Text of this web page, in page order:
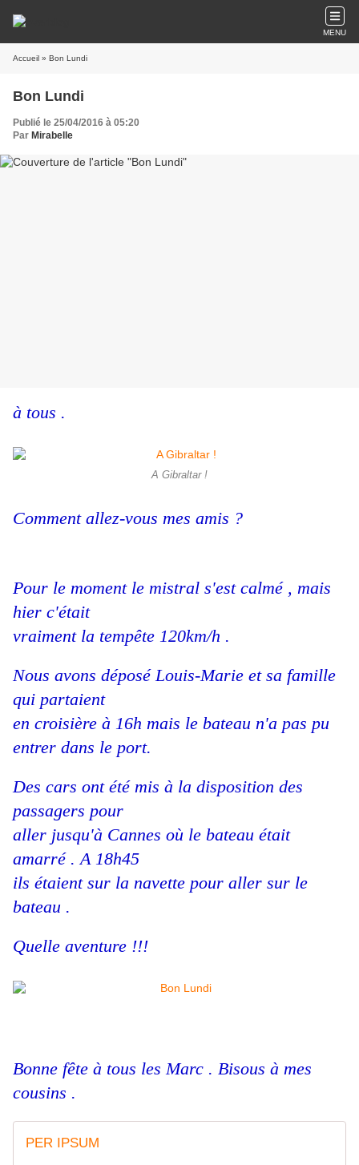
MENU
Accueil » Bon Lundi
Bon Lundi
Publié le 25/04/2016 à 05:20
Par Mirabelle
à tous .
A Gibraltar !
Comment allez-vous mes amis ?
Pour le moment le mistral s'est calmé , mais
hier c'était
vraiment la tempête 120km/h .
Nous avons déposé Louis-Marie et sa famille
qui partaient
en croisière à 16h mais le bateau n'a pas pu
entrer dans le port.
Des cars ont été mis à la disposition des
passagers pour
aller jusqu'à Cannes où le bateau était
amarré . A 18h45
ils étaient sur la navette pour aller sur le
bateau .
Quelle aventure !!!
Bonne fête à tous les Marc . Bisous à mes
cousins .
PER IPSUM